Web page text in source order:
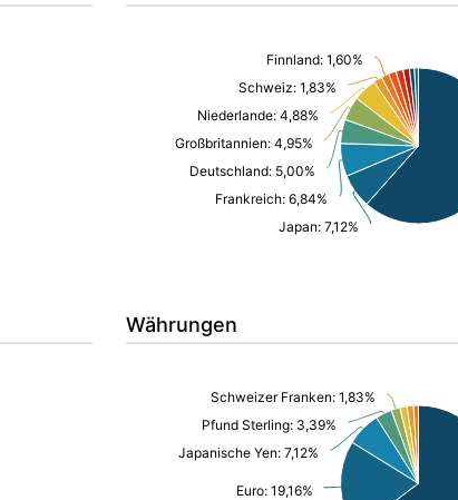
Japan: 7,12%
Frankreich: 6,84%
Deutschland: 5,00%
Großbritannien: 4,95%
Niederlande: 4,88%
Schweiz: 1,83%
Finnland: 1,60%
Währungen
Euro: 19,16%
Japanische Yen: 7,12%
Pfund Sterling: 3,39%
Schweizer Franken: 1,83%